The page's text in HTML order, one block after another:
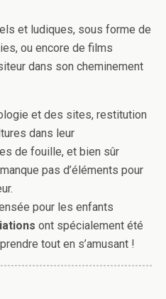
et ludiques, sous forme de
ou encore de films
dans son cheminement
et des sites, restitution
dans leur
de fouille, et bien sûr
pas d’éléments pour
pour les enfants
ont spécialement été
tout en s’amusant !